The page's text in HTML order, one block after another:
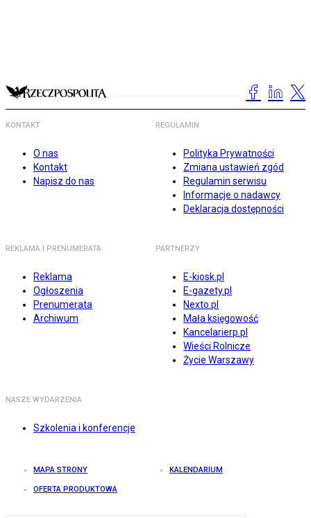
KONTAKT
O nas
Kontakt
Napisz do nas
REGULAMIN
Polityka Prywatności
Zmiana ustawień zgód
Regulamin serwisu
Informacje o nadawcy
Deklaracja dostępności
REKLAMA I PRENUMERATA
Reklama
Ogłoszenia
Prenumerata
Archiwum
PARTNERZY
E-kiosk.pl
E-gazety.pl
Nexto.pl
Mała księgowość
Kancelarierp.pl
Wieści Rolnicze
Życie Warszawy
NASZE WYDARZENIA
Szkolenia i konferencje
MAPA STRONY KALENDARIUM
OFERTA PRODUKTOWA